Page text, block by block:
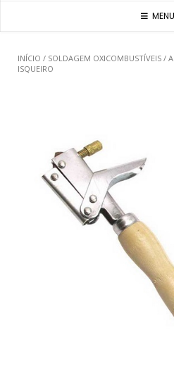
MENU
INÍCIO / SOLDAGEM OXICOMBUSTÍVEIS /
ISQUEIRO